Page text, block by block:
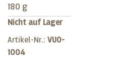
180 g
Nicht auf Lager
Artikel-Nr.: VU0-
1004